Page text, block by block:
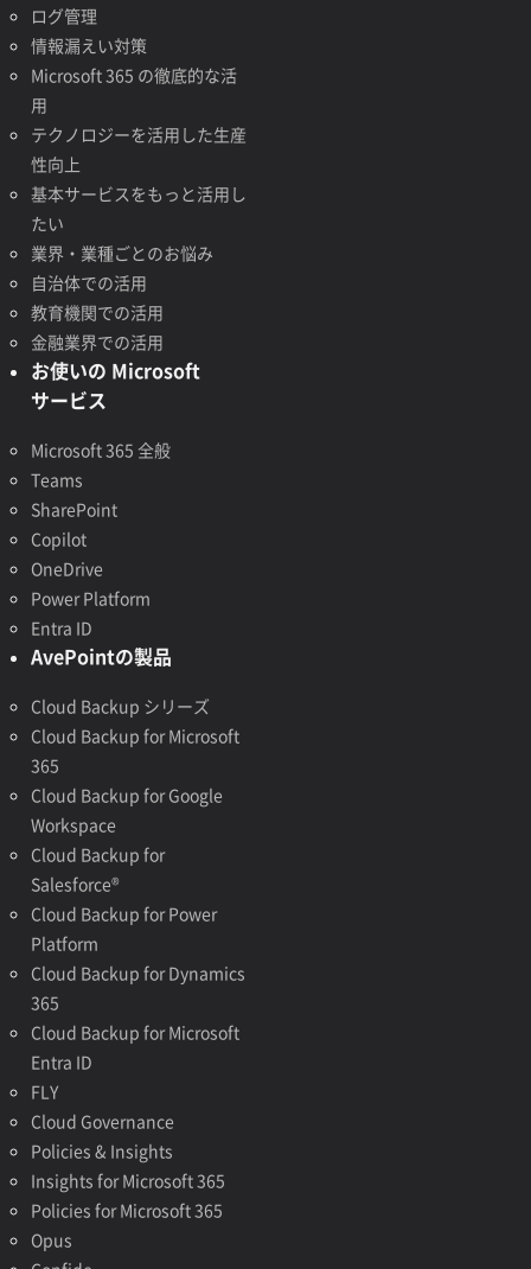
ログ管理
情報漏えい対策
Microsoft 365 の徹底的な活
用
テクノロジーを活用した生産
性向上
基本サービスをもっと活用し
たい
業界・業種ごとのお悩み
自治体での活用
教育機関での活用
金融業界での活用
お使いの Microsoft
サービス
Microsoft 365 全般
Teams
SharePoint
Copilot
OneDrive
Power Platform
Entra ID
AvePointの製品
Cloud Backup シリーズ
Cloud Backup for Microsoft
365
Cloud Backup for Google
Workspace
Cloud Backup for
Salesforce®
Cloud Backup for Power
Platform
Cloud Backup for Dynamics
365
Cloud Backup for Microsoft
Entra ID
FLY
Cloud Governance
Policies & Insights
Insights for Microsoft 365
Policies for Microsoft 365
Opus